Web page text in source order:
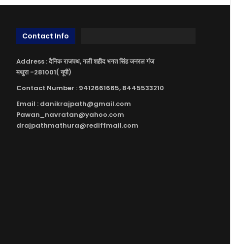
Contact Info
Address : दैनिक राजपथ, गली शहीद भगत सिंह जनरल गंज
मथुरा -281001( यूपी)
Contact Number : 9412661665, 8445533210
Email : danikrajpath@gmail.com
Pawan_navratan@yahoo.com
drajpathmathura@rediffmail.com